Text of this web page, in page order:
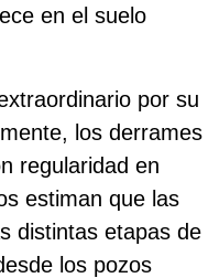
en el suelo
por su
los derrames
regularidad en
estiman que las
distintas etapas de
los pozos